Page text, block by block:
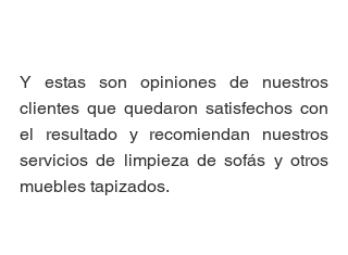
Y estas son opiniones de nuestros
clientes que quedaron satisfechos con
el resultado y recomiendan nuestros
servicios de limpieza de sofás y otros
muebles tapizados.